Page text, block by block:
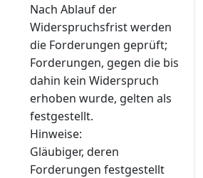
Nach Ablauf der
Widerspruchsfrist werden
die Forderungen geprüft;
Forderungen, gegen die bis
dahin kein Widerspruch
erhoben wurde, gelten als
festgestellt.
Hinweise:
Gläubiger, deren
Forderungen festgestellt